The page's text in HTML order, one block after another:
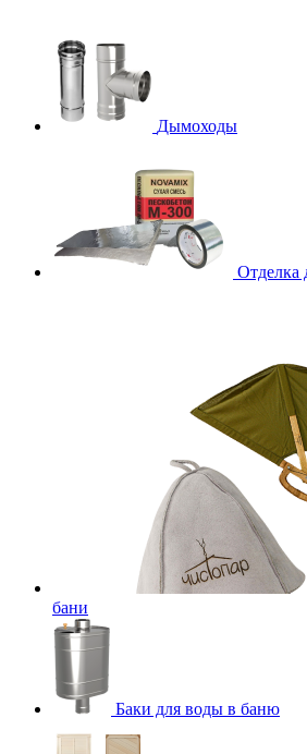
Дымоходы
Отделка
бани
Баки для воды в баню